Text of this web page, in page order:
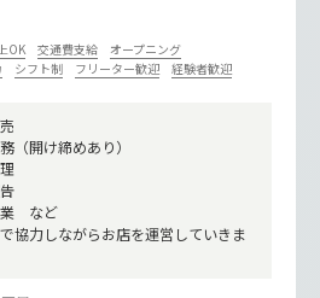
OK 交通費支給
オープニング
シフト制 フリーター歓迎 経験者歓迎
（開け締めあり）
業 など
協力しながらお店を運営していきま